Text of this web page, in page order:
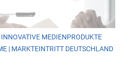
MEDIENPRODUKTE
| MARKTEINTRITT DEUTSCHLAND